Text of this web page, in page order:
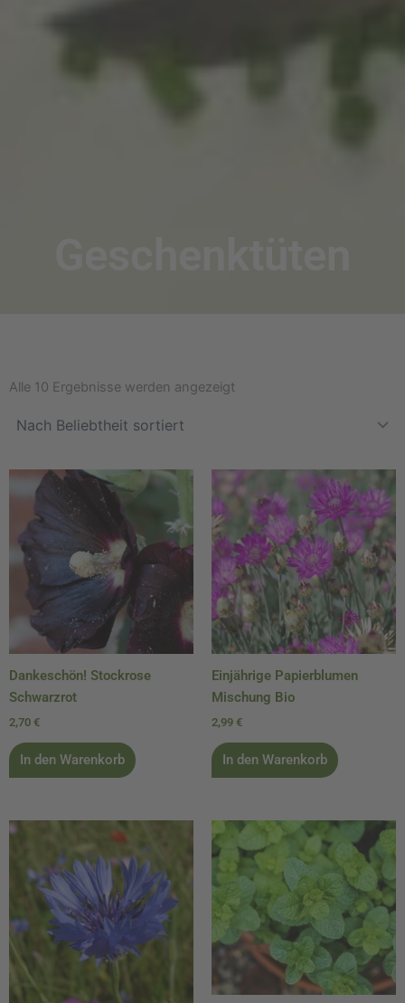
Alle 10 Ergebnisse werden angezeigt
Dankeschön! Stockrose
Schwarzrot
2,70 €
In den Warenkorb
Einjährige Papierblumen
Mischung Bio
2,99 €
In den Warenkorb